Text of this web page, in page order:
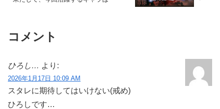
コメント
ひろし… より:
2026年1月17日 10:09 AM
スタレに期待してはいけない(戒め)
ひろしです…